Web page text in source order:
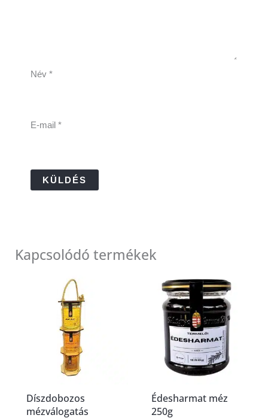
Név *
E-mail *
Kapcsolódó termékek
Díszdobozos
mézválogatás
Édesharmat méz
250g